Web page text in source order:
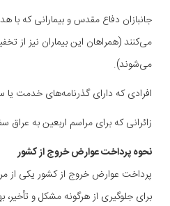
جانبازان دفاع مقدس و بیمارانی که با
می‌شوند).
افرادی که دارای گذرنامه‌های خدمت
زائرانی که برای مراسم اربعین به عراق
نحوه پرداخت عوارض خروج از کشور
پرداخت عوارض خروج از کشور یکی از
برای جلوگیری از هرگونه مشکل و